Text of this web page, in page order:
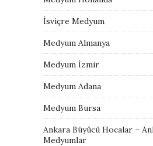
İsviçre Medyum
Medyum Almanya
Medyum İzmir
Medyum Adana
Medyum Bursa
Ankara Büyücü Hocalar –
Medyumlar